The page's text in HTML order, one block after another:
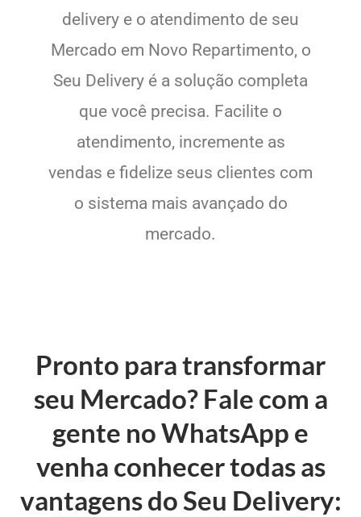
delivery e o atendimento de seu
Mercado em Novo Repartimento, o
Seu Delivery é a solução completa
que você precisa. Facilite o
atendimento, incremente as
vendas e fidelize seus clientes com
o sistema mais avançado do
mercado.
Pronto para transformar
seu Mercado? Fale com a
gente no WhatsApp e
venha conhecer todas as
vantagens do Seu Delivery: